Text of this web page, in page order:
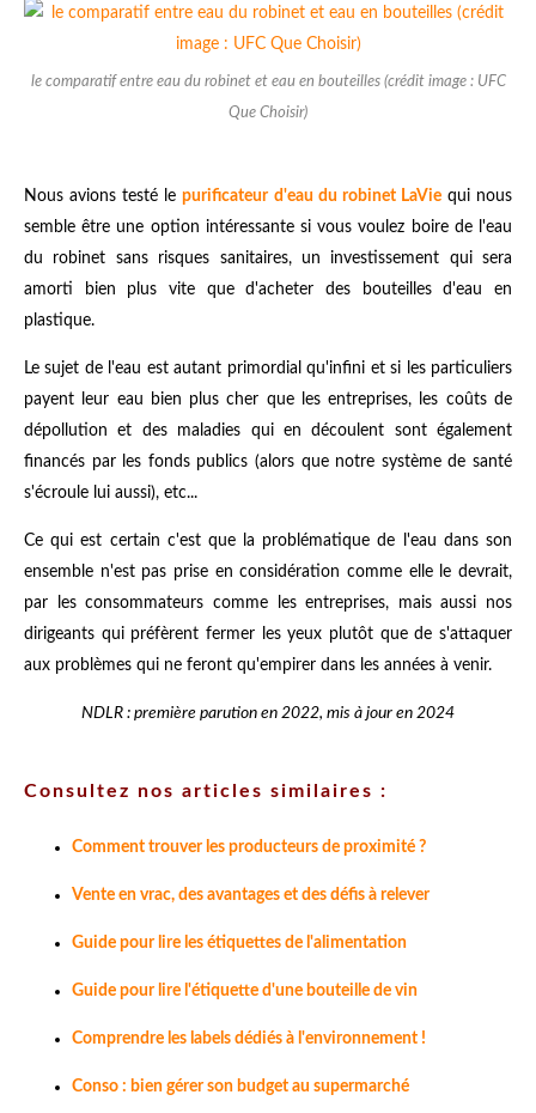
le comparatif entre eau du robinet et eau en bouteilles (crédit image : UFC
Que Choisir)
Nous avions testé lepurificateur d'eau du robinet LaViequi nous
semble être une option intéressante si vous voulez boire de l'eau
du robinet sans risques sanitaires, un investissement qui sera
amorti bien plus vite que d'acheter des bouteilles d'eau en
plastique.
Le sujet de l'eau est autant primordial qu'infini et si les particuliers
payent leur eau bien plus cher que les entreprises, les coûts de
dépollution et des maladies qui en découlent sont également
financés par les fonds publics (alors que notre système de santé
s'écroule lui aussi), etc...
Ce qui est certain c'est que la problématique de l'eau dans son
ensemble n'est pas prise en considération comme elle le devrait,
par les consommateurs comme les entreprises, mais aussi nos
dirigeants qui préfèrent fermer les yeux plutôt que de s'attaquer
aux problèmes qui ne feront qu'empirer dans les années à venir.
NDLR : première parution en 2022, mis à jour en 2024
Consultez nos articles similaires :
Comment trouver les producteurs de proximité ?
Vente en vrac, des avantages et des défis à relever
Guide pour lire les étiquettes de l'alimentation
Guide pour lire l'étiquette d'une bouteille de vin
Comprendre les labels dédiés à l'environnement !
Conso : bien gérer son budget au supermarché